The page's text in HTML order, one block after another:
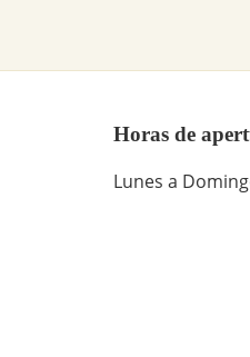
Horas de
Lunes a